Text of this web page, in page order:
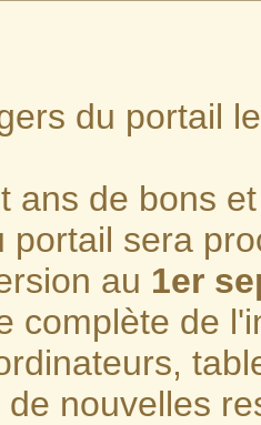
du portail
ans de bons
portail sera
au 1er
complète de
nouvelles